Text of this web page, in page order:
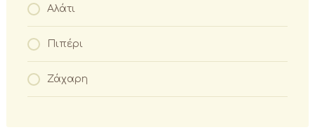
Αλάτι
Πιπέρι
Ζάχαρη